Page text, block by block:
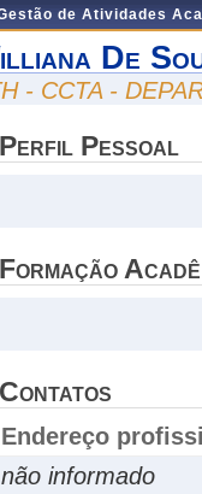
de Atividades
De
- CCTA -
Perfil Pessoal
Formação
Contatos
Endereço
não informado